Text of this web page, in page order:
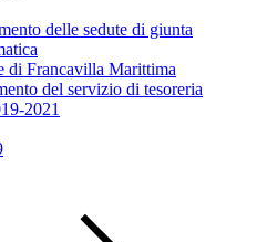
delle sedute di giunta
di Francavilla Marittima
del servizio di tesoreria
2021